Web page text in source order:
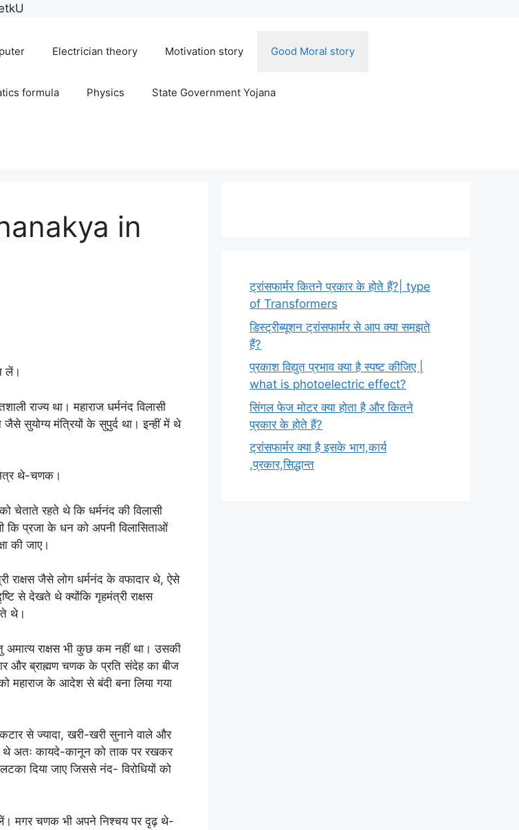
Electrician theory Motivation story Good Moral story
formula Physics State Government Yojana
in
लें।
राज्य था। महाराज धर्मनंद विलासी
सुयोग्य मंत्रियों के सुपुर्द था। इन्हीं में थे
थे-चणक।
रहते थे कि धर्मनंद की विलासी
कि प्रजा के धन को अपनी विलासिताओं
की जाए।
जैसे लोग धर्मनंद के वफादार थे, ऐसे
से देखते थे क्योंकि गृहमंत्री राक्षस
थे।
राक्षस भी कुछ कम नहीं था। उसकी
और ब्राह्मण चणक के प्रति संदेह का बीज
महाराज के आदेश से बंदी बना लिया गया
से ज्यादा, खरी-खरी सुनाने वाले और
थे अतः कायदे-कानून को ताक पर रखकर
दिया जाए जिससे नंद- विरोधियों को
मगर चणक भी अपने निश्चय पर दृढ़ थे-
ट्रांसफार्मर कितने प्रकार के होते हैं?| type
of Transformers
डिस्ट्रीब्यूशन ट्रांसफार्मर से आप क्या समझते
हैं?
प्रकाश विद्युत प्रभाव क्या है स्पष्ट कीजिए |
what is photoelectric effect?
सिंगल फेज मोटर क्या होता है और कितने
प्रकार के होते हैं?
ट्रांसफार्मर क्या है इसके भाग,कार्य
,प्रकार,सिद्धान्त